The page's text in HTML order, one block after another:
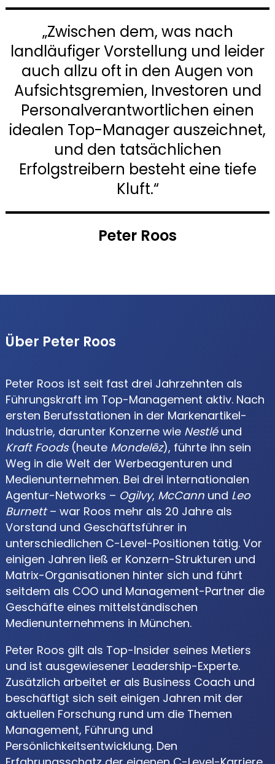
„Zwischen dem, was nach
landläufiger Vorstellung und leider
auch allzu oft in den Augen von
Aufsichtsgremien, Investoren und
Personalverantwortlichen einen
idealen Top-Manager auszeichnet,
und den tatsächlichen
Erfolgstreibern besteht eine tiefe
Kluft.“
Peter Roos
Über Peter Roos
Peter Roos ist seit fast drei Jahrzehnten als
Führungskraft im Top-Management aktiv. Nach
ersten Berufsstationen in der Markenartikel-
Industrie, darunter Konzerne wie Nestléund
Kraft Foods(heute Mondelēz), führte ihn sein
Weg in die Welt der Werbeagenturen und
Medienunternehmen. Bei drei internationalen
Agentur-Networks – Ogilvy, McCannund Leo
Burnett– war Roos mehr als 20 Jahre als
Vorstand und Geschäftsführer in
unterschiedlichen C-Level-Positionen tätig. Vor
einigen Jahren ließ er Konzern-Strukturen und
Matrix-Organisationen hinter sich und führt
seitdem als COO und Management-Partner die
Geschäfte eines mittelständischen
Medienunternehmens in München.
Peter Roos gilt als Top-Insider seines Metiers
und ist ausgewiesener Leadership-Experte.
Zusätzlich arbeitet er als Business Coach und
beschäftigt sich seit einigen Jahren mit der
aktuellen Forschung rund um die Themen
Management, Führung und
Persönlichkeitsentwicklung. Den